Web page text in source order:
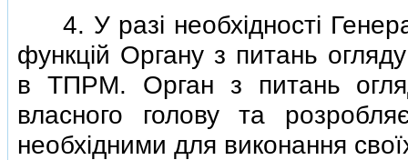
4. У разi необхiдностi
функцiй Органу з питань
в ТПРМ. Орган з питань
власного голову та
необхiдними для виконання